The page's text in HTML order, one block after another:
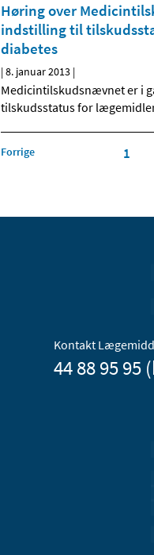
Høring over
indstilling til
diabetes
|8. januar 2013 |
Medicintilskudsnævnet er i
tilskudsstatus for
Forrige 1
Kontakt
44 88 95 95